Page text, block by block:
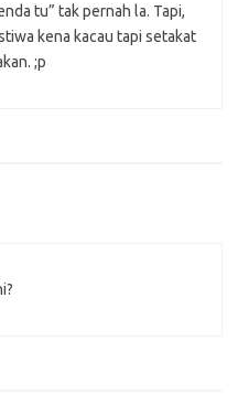
tu” tak pernah la. Tapi,
kena kacau tapi setakat
;p